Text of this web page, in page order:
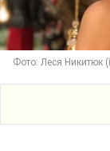
Фото: Леся Никитюк